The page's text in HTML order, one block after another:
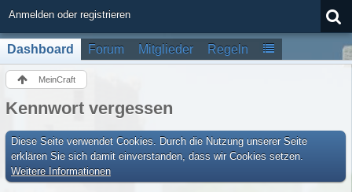
Anmelden oder registrieren
Dashboard Forum Mitglieder Regeln
MeinCraft
Kennwort vergessen
Diese Seite verwendet Cookies. Durch die Nutzung unserer Seite
erklären Sie sich damit einverstanden, dass wir Cookies setzen.
Weitere Informationen